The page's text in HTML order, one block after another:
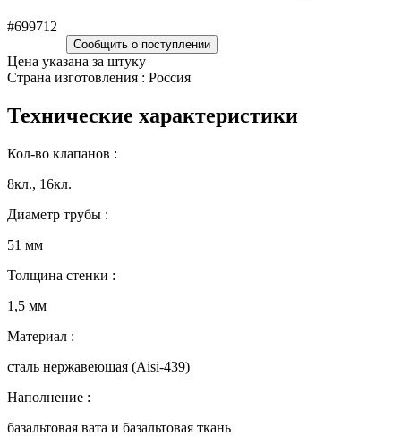
#699712
Сообщить о поступлении
Цена указана за штуку
Страна изготовления : Россия
Технические характеристики
Кол-во клапанов :
8кл., 16кл.
Диаметр трубы :
51 мм
Толщина стенки :
1,5 мм
Материал :
сталь нержавеющая (Aisi-439)
Наполнение :
базальтовая вата и базальтовая ткань